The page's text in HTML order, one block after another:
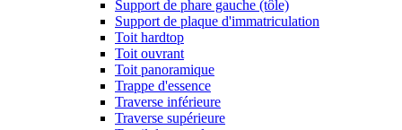
Support de phare gauche (tôle)
Support de plaque d'immatriculation
Toit hardtop
Toit ouvrant
Toit panoramique
Trappe d'essence
Traverse inférieure
Traverse supérieure